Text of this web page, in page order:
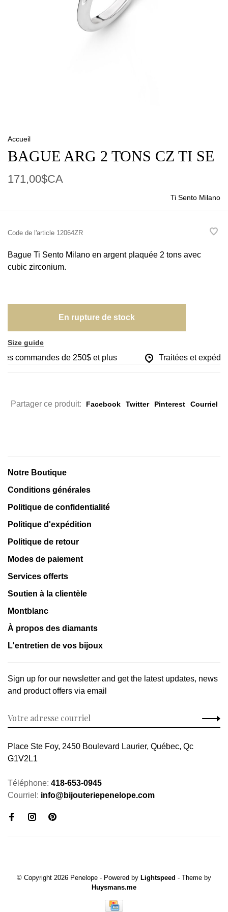
Accueil
BAGUE ARG 2 TONS CZ TI SE
171,00$CA
Ti Sento Milano
Code de l'article 12064ZR
Bague Ti Sento Milano en argent plaquée 2 tons avec
cubic zirconium.
En rupture de stock
Size guide
commandes de 250$ et plus Traitées et
Partager ce produit: Facebook Twitter Pinterest Courriel
Notre Boutique
Conditions générales
Politique de confidentialité
Politique d'expédition
Politique de retour
Modes de paiement
Services offerts
Soutien à la clientèle
Montblanc
À propos des diamants
L'entretien de vos bijoux
Sign up for our newsletter and get the latest updates, news
and product offers via email
Place Ste Foy, 2450 Boulevard Laurier, Québec, Qc
G1V2L1
Téléphone: 418-653-0945
Courriel: info@bijouteriepenelope.com
© Copyright 2026 Penelope - Powered by Lightspeed - Theme by
Huysmans.me